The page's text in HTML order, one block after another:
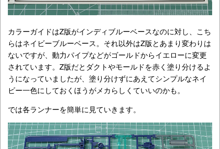
カラーガイドはZ版がインディブルーベースなのに対し、こち
らはネイビーブルーベース。それ以外はZ版とあまり変わりは
ないですが、動力パイプなどがゴールドからイエローに変更
されています。Z版だとダクトやモールドを赤く塗り分けるよ
うになっていましたが、塗り分けずにあえてシンプルなネイ
ビー一色にしておくほうがメカらしくていいのかも。
では各ランナーを簡単に見ていきます。